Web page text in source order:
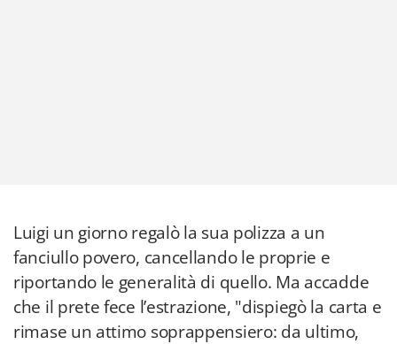
Luigi un giorno regalò la sua polizza a un
fanciullo povero, cancellando le proprie e
riportando le generalità di quello. Ma accadde
che il prete fece l’estrazione, "dispiegò la carta e
rimase un attimo soprappensiero: da ultimo,